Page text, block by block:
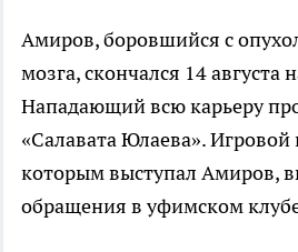
Амиров, боровшийся с
мозга, скончался 14 августа
Нападающий всю карьеру
«Салавата Юлаева». Игровой
которым выступал Амиров,
обращения в уфимском